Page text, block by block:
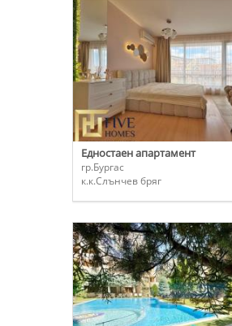
Едностаен апартамент
гр.Бургас
к.к.Слънчев бряг